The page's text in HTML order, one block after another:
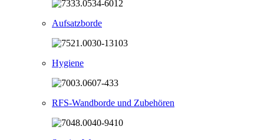
Aufsatzborde
Hygiene
RFS-Wandborde und Zubehören